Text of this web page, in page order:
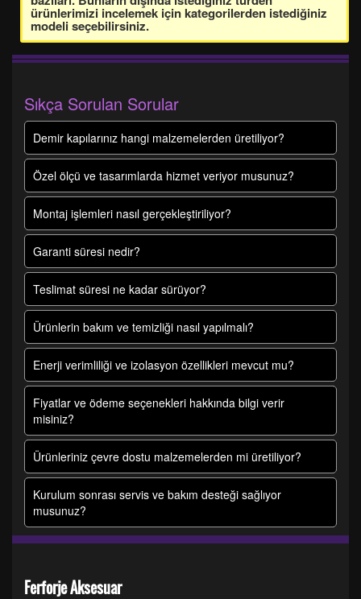
ürünlerimizi incelemek için kategorilerden istediğiniz
modeli seçebilirsiniz.
Sıkça Sorulan Sorular
Demir kapılarınız hangi malzemelerden üretiliyor?
Özel ölçü ve tasarımlarda hizmet veriyor musunuz?
Montaj işlemleri nasıl gerçekleştiriliyor?
Garanti süresi nedir?
Teslimat süresi ne kadar sürüyor?
Ürünlerin bakım ve temizliği nasıl yapılmalı?
Enerji verimliliği ve izolasyon özellikleri mevcut mu?
Fiyatlar ve ödeme seçenekleri hakkında bilgi verir
misiniz?
Ürünleriniz çevre dostu malzemelerden mi üretiliyor?
Kurulum sonrası servis ve bakım desteği sağlıyor
musunuz?
Ferforje Aksesuar